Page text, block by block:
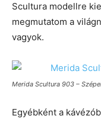
Scultura modellre
megmutatom a
vagyok.
Merida Scultura 903 –
Egyébként a